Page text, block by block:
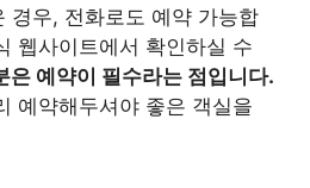
경우, 전화로도 예약 가능합
웹사이트에서 확인하실 수
은 예약이 필수라는 점입니다.
예약해두셔야 좋은 객실을